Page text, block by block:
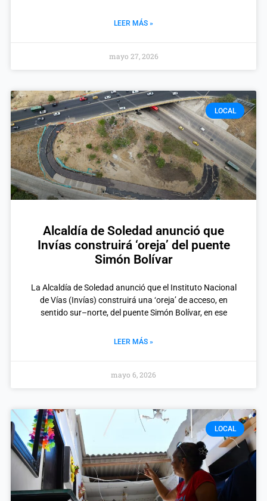
LEER MÁS »
mayo 27, 2026
LOCAL
Alcaldía de Soledad anunció que
Invías construirá ‘oreja’ del puente
Simón Bolívar
La Alcaldía de Soledad anunció que el Instituto Nacional
de Vías (Invías) construirá una ‘oreja’ de acceso, en
sentido sur–norte, del puente Simón Bolívar, en ese
LEER MÁS »
mayo 6, 2026
LOCAL